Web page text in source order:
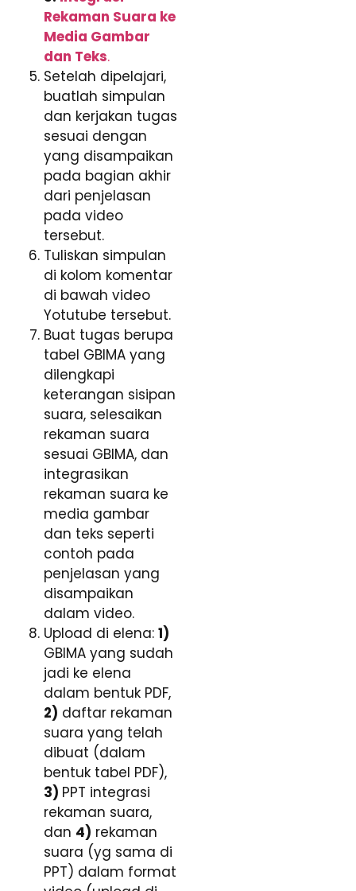
Rekaman Suara ke
Media Gambar
dan Teks.
Setelah dipelajari,
buatlah simpulan
dan kerjakan tugas
sesuai dengan
yang disampaikan
pada bagian akhir
dari penjelasan
pada video
tersebut.
Tuliskan simpulan
di kolom komentar
di bawah video
Yotutube tersebut.
Buat tugas berupa
tabel GBIMA yang
dilengkapi
keterangan sisipan
suara, selesaikan
rekaman suara
sesuai GBIMA, dan
integrasikan
rekaman suara ke
media gambar
dan teks seperti
contoh pada
penjelasan yang
disampaikan
dalam video.
Upload di elena: 1)
GBIMA yang sudah
jadi ke elena
dalam bentuk PDF,
2) daftar rekaman
suara yang telah
dibuat (dalam
bentuk tabel PDF),
3) PPT integrasi
rekaman suara,
dan 4) rekaman
suara (yg sama di
PPT) dalam format